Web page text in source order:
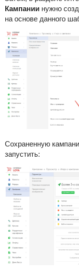
Кампаниинужно
на основе данного
Сохраненную
запустить: